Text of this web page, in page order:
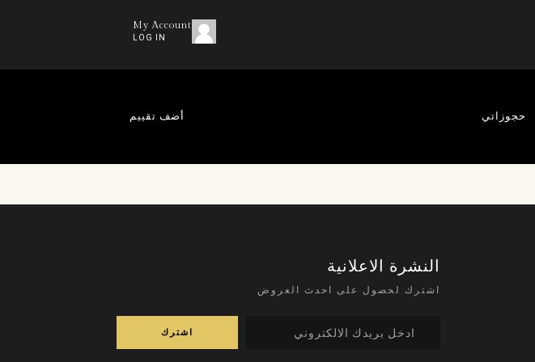
My Account
LOG IN
حجوزاتي أضف تقييم
النشرة الاعلانية
اشترك لحصول على احدث العروض